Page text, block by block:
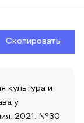
Скопировать
культура и
у
2021. №30